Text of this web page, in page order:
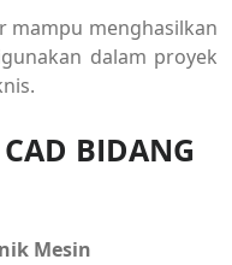
mampu menghasilkan
dalam proyek
BIDANG
Mesin